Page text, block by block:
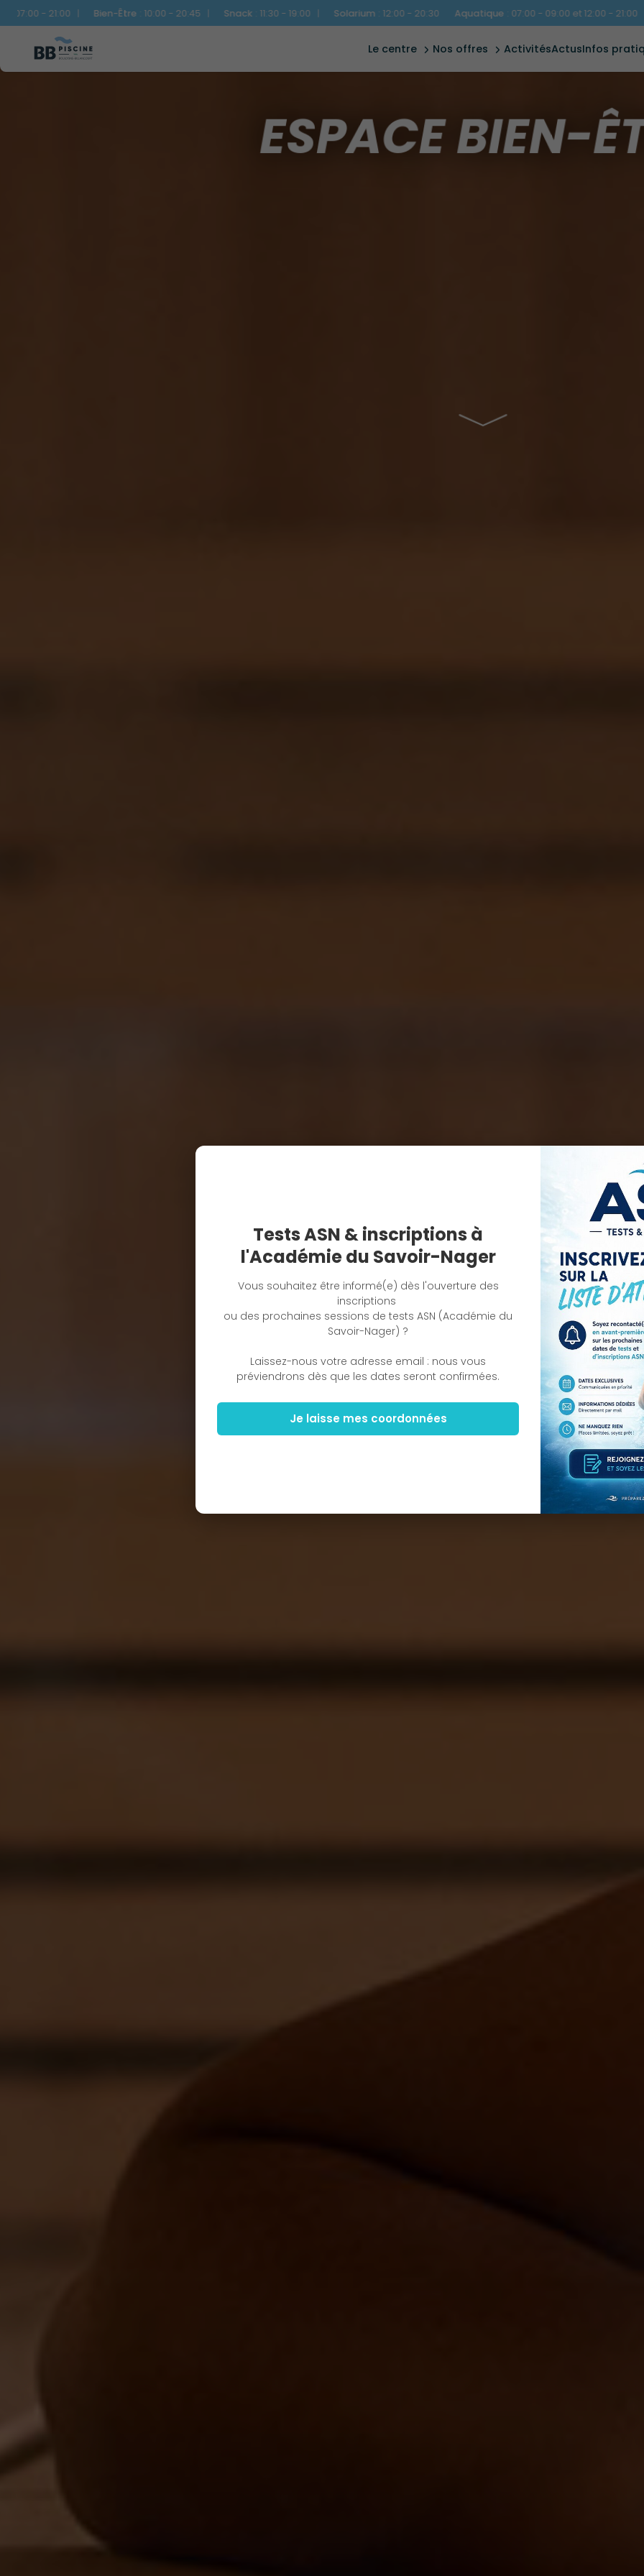
Bien-Être :10:00 - 20:45 | Snack:11:30 - 19:00 | Solarium :12:00 - 20:30 Aquatique:07:00 - 09:00 et 12:00 - 21:00 | Fitness:07:00 -
le centre
aquatique
forme
nos offres
offre - pro
et cse
offre -
anniversaire activités actus infos
accès &
règles
ESPACE BIEN-
Tests ASN & inscriptions à
l'Académie du Savoir-Nager
Vous souhaitez être informé(e) dès l'ouverture des
inscriptions
ou des prochaines sessions de tests ASN (Académie du
Savoir-Nager) ?
Laissez-nous votre adresse email : nous vous
préviendrons dès que les dates seront confirmées.
Je laisse mes coordonnées